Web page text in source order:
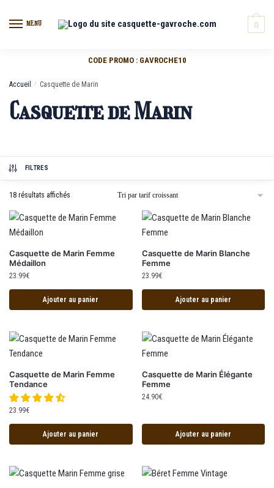
MENU 0
CODE PROMO : GAVROCHE10
Accueil / Casquette de Marin
Casquette de Marin
FILTRES
18 résultats affichés
Casquette de Marin Femme
Médaillon
23.99€
Ajouter au panier
Casquette de Marin Blanche
Femme
23.99€
Ajouter au panier
Casquette de Marin Femme
Tendance
23.99€
Ajouter au panier
Casquette de Marin Élégante
Femme
24.90€
Ajouter au panier